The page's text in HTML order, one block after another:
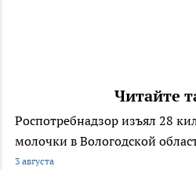
Читайте
Роспотребнадзор изъял 28
молочки в Вологодской
3 августа